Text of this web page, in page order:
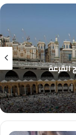
و جمال
المبكر
الجديدة